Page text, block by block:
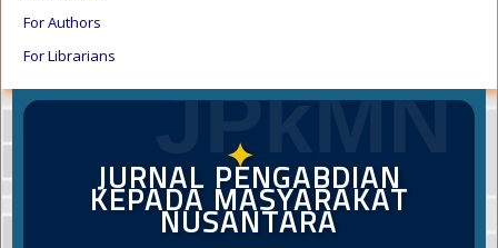
For Authors
For Librarians
JPkMN
✦
JURNAL PENGABDIAN
KEPADA MASYARAKAT
NUSANTARA